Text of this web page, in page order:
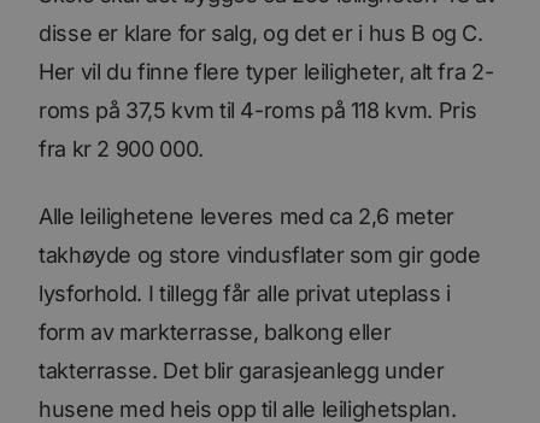
disse er klare for salg, og det er i hus B og C.
Her vil du finne flere typer leiligheter, alt fra 2-
roms på 37,5 kvm til 4-roms på 118 kvm. Pris
fra kr 2 900 000.
Alle leilighetene leveres med ca 2,6 meter
takhøyde og store vindusflater som gir gode
lysforhold. I tillegg får alle privat uteplass i
form av markterrasse, balkong eller
takterrasse. Det blir garasjeanlegg under
husene med heis opp til alle leilighetsplan.